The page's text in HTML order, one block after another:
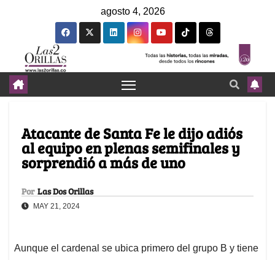
agosto 4, 2026
Atacante de Santa Fe le dijo adiós
al equipo en plenas semifinales y
sorprendió a más de uno
Por Las Dos Orillas
MAY 21, 2024
Aunque el cardenal se ubica primero del grupo B y tiene